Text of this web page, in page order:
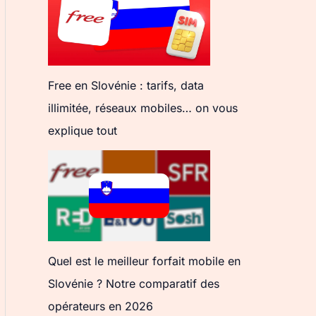
Free en Slovénie : tarifs, data
illimitée, réseaux mobiles… on vous
explique tout
Quel est le meilleur forfait mobile en
Slovénie ? Notre comparatif des
opérateurs en 2026